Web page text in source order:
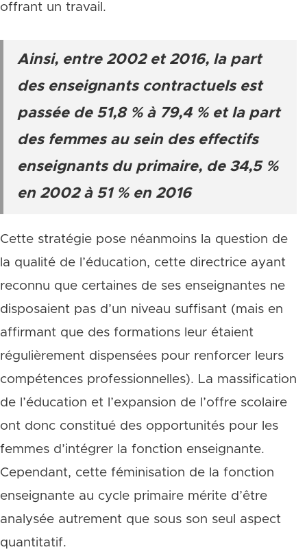
offrant un travail.
Ainsi, entre 2002 et 2016, la part
des enseignants contractuels est
passée de 51,8 % à 79,4 % et la part
des femmes au sein des effectifs
enseignants du primaire, de 34,5 %
en 2002 à 51 % en 2016
Cette stratégie pose néanmoins la question de
la qualité de l’éducation, cette directrice ayant
reconnu que certaines de ses enseignantes ne
disposaient pas d’un niveau suffisant (mais en
affirmant que des formations leur étaient
régulièrement dispensées pour renforcer leurs
compétences professionnelles). La massification
de l’éducation et l’expansion de l’offre scolaire
ont donc constitué des opportunités pour les
femmes d’intégrer la fonction enseignante.
Cependant, cette féminisation de la fonction
enseignante au cycle primaire mérite d’être
analysée autrement que sous son seul aspect
quantitatif.